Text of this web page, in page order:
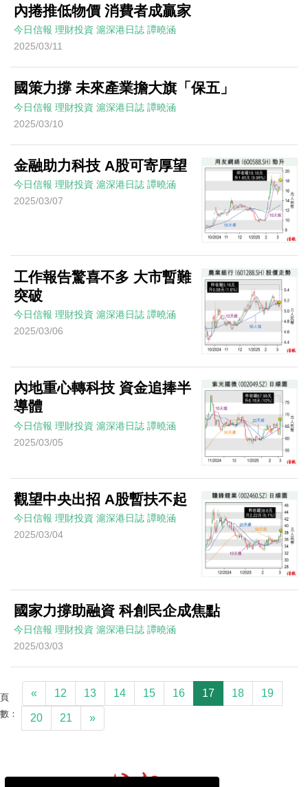
內捲推低物價 消費者成贏家
今日信報 理財投資 滬深港日誌 譚曉涵
2025/03/11
國策力撐 未來產業擔大旗「保五」
今日信報 理財投資 滬深港日誌 譚曉涵
2025/03/10
金融助力科技 A股可寄厚望
今日信報 理財投資 滬深港日誌 譚曉涵
2025/03/07
工作報告驚喜不多 大市暫難
突破
今日信報 理財投資 滬深港日誌 譚曉涵
2025/03/06
內地重心轉科技 資金追捧半
導體
今日信報 理財投資 滬深港日誌 譚曉涵
2025/03/05
觀望中央出招 A股暫扶不起
今日信報 理財投資 滬深港日誌 譚曉涵
2025/03/04
國家力撐助融資 科創民企成焦點
今日信報 理財投資 滬深港日誌 譚曉涵
2025/03/03
頁
數：
« 12 13 14 15 16 17 18 19
20 21 »